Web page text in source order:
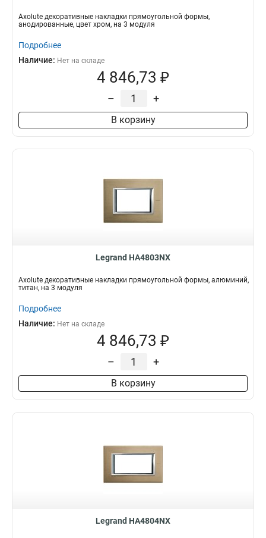
Axolute декоративные накладки прямоугольной формы,
анодированные, цвет хром, на 3 модуля
Подробнее
Наличие: Нет на складе
4 846,73 ₽
– +
В корзину
Legrand HA4803NX
Axolute декоративные накладки прямоугольной формы, алюминий,
титан, на 3 модуля
Подробнее
Наличие: Нет на складе
4 846,73 ₽
– +
В корзину
Legrand HA4804NX